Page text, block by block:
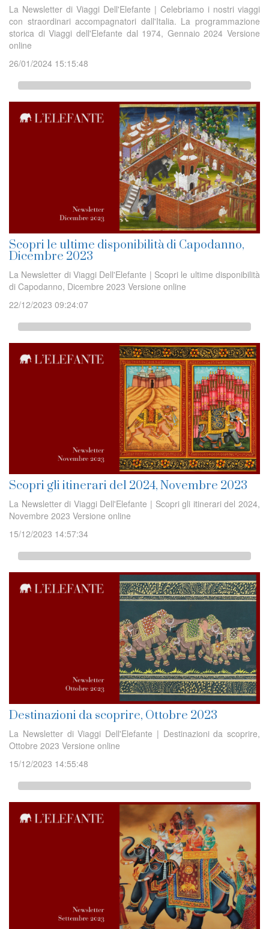
La Newsletter di Viaggi Dell'Elefante | Celebriamo i nostri viaggi
con straordinari accompagnatori dall'Italia. La programmazione
storica di Viaggi dell'Elefante dal 1974, Gennaio 2024 Versione
online
26/01/2024 15:15:48
Scopri le ultime disponibilità di Capodanno,
Dicembre 2023
La Newsletter di Viaggi Dell'Elefante | Scopri le ultime disponibilità
di Capodanno, Dicembre 2023 Versione online
22/12/2023 09:24:07
Scopri gli itinerari del 2024, Novembre 2023
La Newsletter di Viaggi Dell'Elefante | Scopri gli itinerari del 2024,
Novembre 2023 Versione online
15/12/2023 14:57:34
Destinazioni da scoprire, Ottobre 2023
La Newsletter di Viaggi Dell'Elefante | Destinazioni da scoprire,
Ottobre 2023 Versione online
15/12/2023 14:55:48